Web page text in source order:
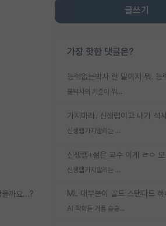
글쓰기
가장 핫한 댓글은?
물박사의 기준이 뭐임?
신생랩가지말라는 이유가 있었구나
신생랩가지말라는 이유가 있었구나
AI 학회들 거품 슬슬 지적이 나오네요
까요...?